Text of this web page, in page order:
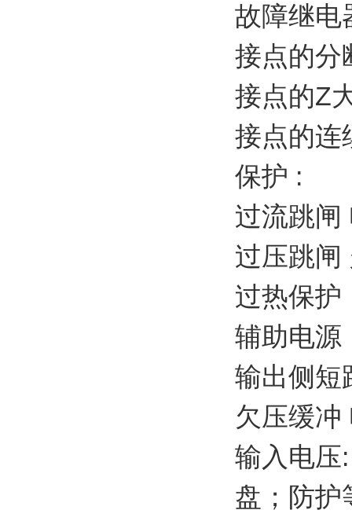
故障继电
接点的分
接点的Z
接点的连
保护 :
过流跳闸
过压跳
过热保
辅助电源
输出侧短
欠压缓冲
输入电压
盘；防护